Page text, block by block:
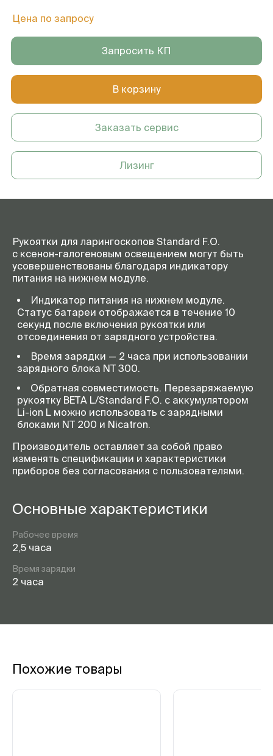
Цена по запросу
Запросить КП
В корзину
Заказать сервис
Лизинг
Рукоятки для ларингоскопов Standard F.O.
с ксенон-галогеновым освещением могут быть
усовершенствованы благодаря индикатору
питания на нижнем модуле.
Индикатор питания на нижнем модуле.
Статус батареи отображается в течение 10
секунд после включения рукоятки или
отсоединения от зарядного устройства.
Время зарядки — 2 часа при использовании
зарядного блока NT 300.
Обратная совместимость. Перезаряжаемую
рукоятку BETA L/Standard F.O. с аккумулятором
Li-ion L можно использовать с зарядными
блоками NT 200 и Nicatron.
Производитель оставляет за собой право
изменять спецификации и характеристики
приборов без согласования с пользователями.
Основные характеристики
Рабочее время
2,5 часа
Время зарядки
2 часа
Похожие товары